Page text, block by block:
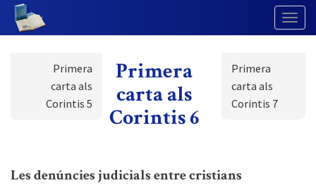
Primera
carta als
Corintis 5
Primera
carta als
Corintis 6
Primera
carta als
Corintis 7
Les denúncies judicials entre cristians